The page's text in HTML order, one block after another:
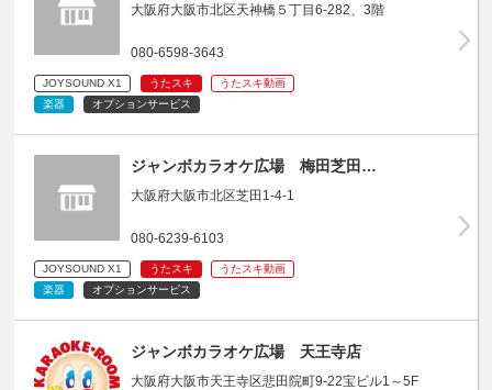
大阪府大阪市北区天神橋５丁目6-282、3階
080-6598-3643
JOYSOUND X1 うたスキ
うたスキ動画
楽器
オプションサービス
ジャンボカラオケ広場 梅田芝田…
大阪府大阪市北区芝田1-4-1
080-6239-6103
JOYSOUND X1 うたスキ
うたスキ動画
楽器
オプションサービス
ジャンボカラオケ広場 天王寺店
大阪府大阪市天王寺区悲田院町9-22宝ビル1～5F